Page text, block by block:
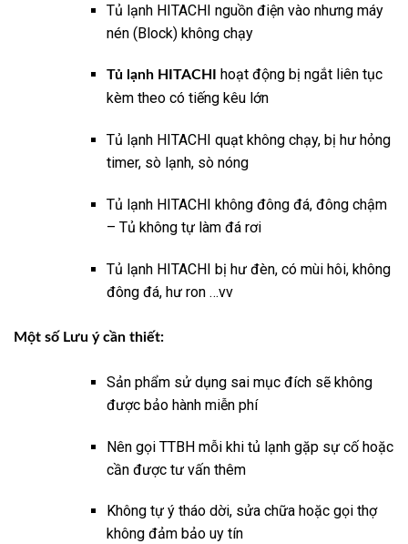
Tủ lạnh HITACHI nguồn điện vào nhưng máy
nén (Block) không chạy
Tủ lạnh HITACHI
hoạt động bị ngắt liên tục
kèm theo có tiếng kêu lớn
Tủ lạnh HITACHI quạt không chạy, bị hư hỏng
timer, sò lạnh, sò nóng
Tủ lạnh HITACHI không đông đá, đông chậm
– Tủ không tự làm đá rơi
Tủ lạnh HITACHI bị hư đèn, có mùi hôi, không
đông đá, hư ron …vv
Một số Lưu ý cần thiết:
Sản phẩm sử dụng sai mục đích sẽ không
được bảo hành miễn phí
Nên gọi TTBH mỗi khi tủ lạnh gặp sự cố hoặc
cần được tư vấn thêm
Không tự ý tháo dời, sửa chữa hoặc gọi thợ
không đảm bảo uy tín